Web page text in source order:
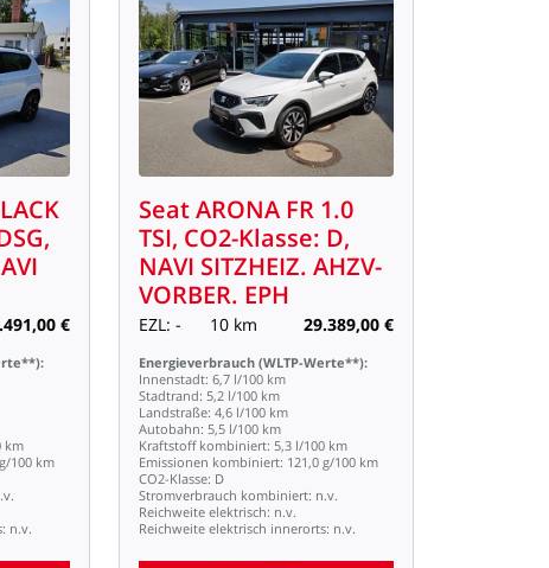
€
km
g/100 km
n.v.
SeatARONA FR 1.0
TSI, CO2-Klasse: D,
NAVI SITZHEIZ. AHZV-
VORBER. EPH
EZL: - 10 km 29.389,00 €
Energieverbrauch (WLTP-Werte**):
Innenstadt: 6,7 l/100 km
Stadtrand: 5,2 l/100 km
Landstraße: 4,6 l/100 km
Autobahn: 5,5 l/100 km
Kraftstoff kombiniert: 5,3 l/100 km
Emissionen kombiniert: 121,0 g/100 km
CO2-Klasse: D
Stromverbrauch kombiniert: n.v.
Reichweite elektrisch: n.v.
Reichweite elektrisch innerorts: n.v.